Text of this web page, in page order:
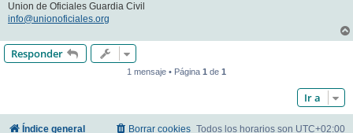
Union de Oficiales Guardia Civil
info@unionoficiales.org
Responder
1 mensaje • Página 1 de 1
Ir a
Índice general Todos los horarios son UTC+02:00
Borrar cookies